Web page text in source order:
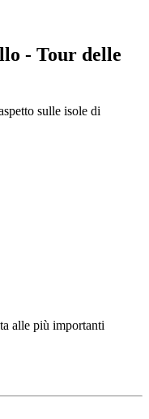
- Tour delle
sulle isole di
alle più importanti